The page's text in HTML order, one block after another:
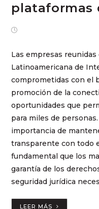
plataformas
Las empresas reunidas
Latinoamericana de
comprometidas con el
promoción de la
oportunidades que
para miles de
importancia de
transparente con todo
fundamental que los
garantía de los
seguridad jurídica
LEER MÁS